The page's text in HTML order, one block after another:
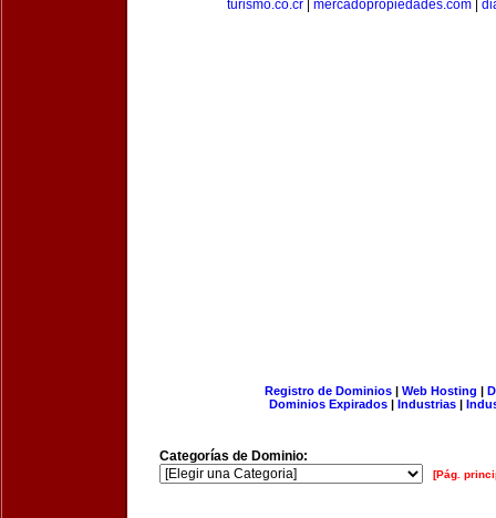
turismo.co.cr| mercadopropiedades.com|
Registro de Dominios| Web Hosting |
Dominios Expirados | Industrias |
Categorías de Dominio:
[Pág.